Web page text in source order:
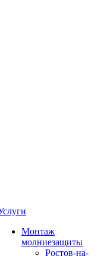
Монтаж
молниезащиты
Ростов-на-